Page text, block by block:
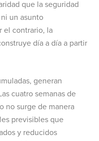
que la seguridad
un asunto
el contrario, la
día a día a partir
generan
cuatro semanas de
no surge de manera
previsibles que
y reducidos